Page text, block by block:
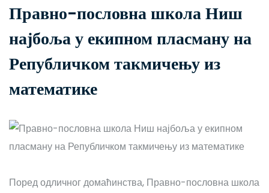
Правно-пословна школа Ниш
најбоља у екипном пласману на
Републичком такмичењу из
математике
Поред одличног домаћинства, Правно-пословна школа